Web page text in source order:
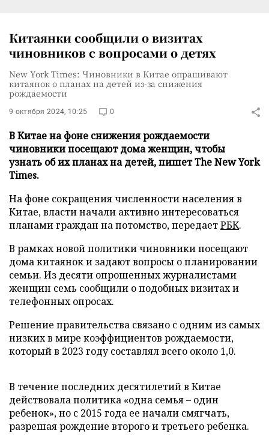
Китаянки сообщили о визитах
чиновников с вопросами о детях
New York Times: Чиновники в Китае опрашивают
китаянок о планах на детей из-за снижения
рождаемости
9 октября 2024, 10:25 0
В Китае на фоне снижения рождаемости
чиновники посещают дома женщин, чтобы
узнать об их планах на детей, пишет The New York
Times.
На фоне сокращения численности населения в
Китае, власти начали активно интересоваться
планами граждан на потомство, передаетРБК.
В рамках новой политики чиновники посещают
дома китаянок и задают вопросы о планировании
семьи. Из десяти опрошенных журналистами
женщин семь сообщили о подобных визитах и
телефонных опросах.
Решение правительства связано с одним из самых
низких в мире коэффициентов рождаемости,
который в 2023 году составлял всего около 1,0.
В течение последних десятилетий в Китае
действовала политика «одна семья – один
ребенок», но с 2015 года ее начали смягчать,
разрешая рождение второго и третьего ребенка.